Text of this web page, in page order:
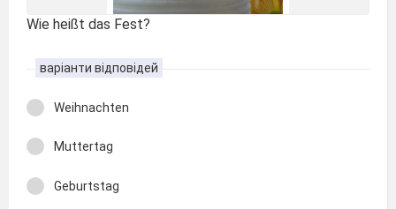
Wie heißt das Fest?
варіанти відповідей
Weihnachten
Muttertag
Geburtstag